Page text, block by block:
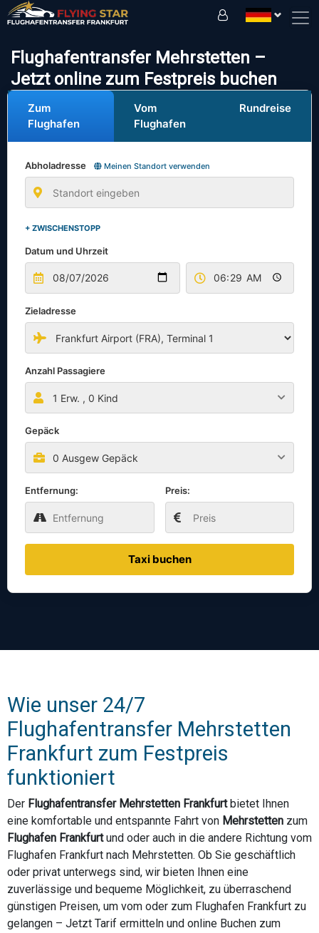
Flughafentransfer Mehrstetten –
Jetzt online zum Festpreis buchen
Zum
Flughafen
Vom
Flughafen
Rundreise
Abholadresse Meinen Standort verwenden
+ ZWISCHENSTOPP
Datum und Uhrzeit
Zieladresse
Anzahl Passagiere
1 Erw. , 0 Kind
Gepäck
0 Ausgew Gepäck
Entfernung: Preis:
Taxi buchen
Wie unser 24/7
Flughafentransfer Mehrstetten
Frankfurt zum Festpreis
funktioniert
Der Flughafentransfer Mehrstetten Frankfurtbietet Ihnen
eine komfortable und entspannte Fahrt von Mehrstetten zum
Flughafen Frankfurtund oder auch in die andere Richtung vom
Flughafen Frankfurt nach Mehrstetten. Ob Sie geschäftlich
oder privat unterwegs sind, wir bieten Ihnen eine
zuverlässige und bequeme Möglichkeit, zu überraschend
günstigen Preisen, um vom oder zum Flughafen Frankfurt zu
gelangen – Jetzt Tarif ermitteln und online Buchen zum